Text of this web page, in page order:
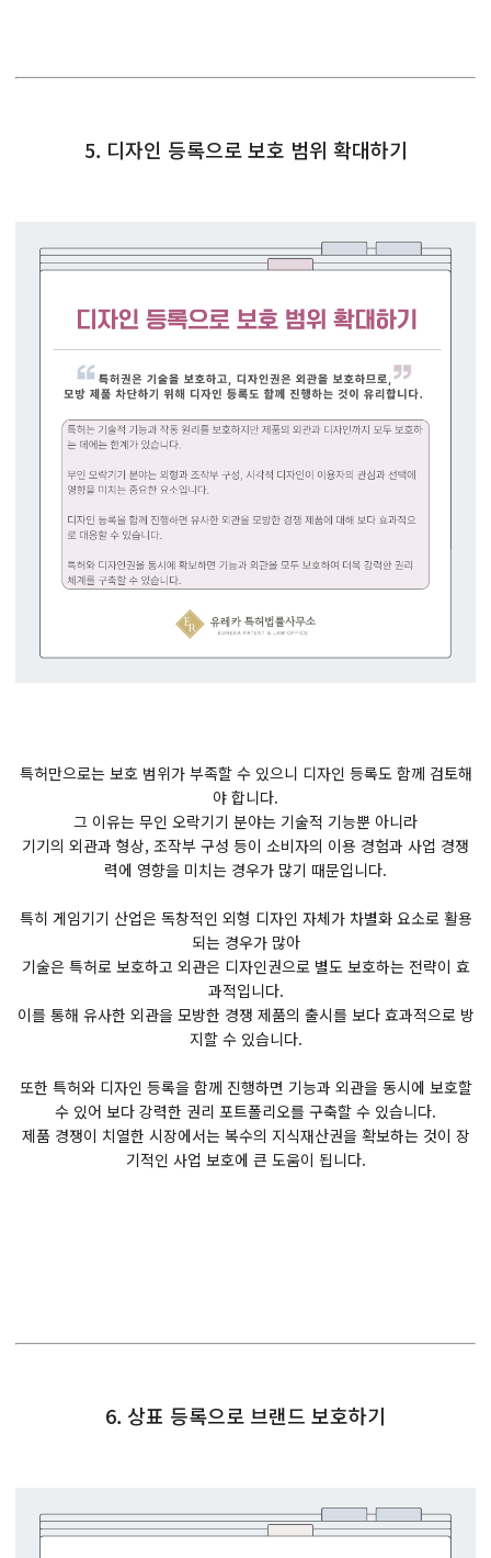
5. 디자인 등록으로 보호 범위 확대하기
특허만으로는 보호 범위가 부족할 수 있으니 디자인 등록도 함께 검토해
야 합니다.
그 이유는 무인 오락기기 분야는 기술적 기능뿐 아니라
기기의 외관과 형상, 조작부 구성 등이 소비자의 이용 경험과 사업 경쟁
력에 영향을 미치는 경우가 많기 때문입니다.
특히 게임기기 산업은 독창적인 외형 디자인 자체가 차별화 요소로 활용
되는 경우가 많아
기술은 특허로 보호하고 외관은 디자인권으로 별도 보호하는 전략이 효
과적입니다.
이를 통해 유사한 외관을 모방한 경쟁 제품의 출시를 보다 효과적으로 방
지할 수 있습니다.
또한 특허와 디자인 등록을 함께 진행하면 기능과 외관을 동시에 보호할
수 있어 보다 강력한 권리 포트폴리오를 구축할 수 있습니다.
제품 경쟁이 치열한 시장에서는 복수의 지식재산권을 확보하는 것이 장
기적인 사업 보호에 큰 도움이 됩니다.
6. 상표 등록으로 브랜드 보호하기